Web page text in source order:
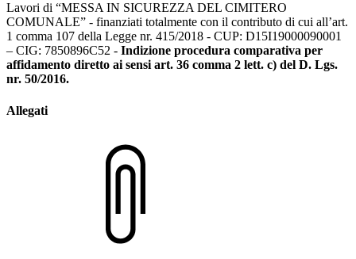
Lavori di “MESSA IN SICUREZZA DEL CIMITERO
COMUNALE” - finanziati totalmente con il contributo di cui all’art.
1 comma 107 della Legge nr. 415/2018 - CUP: D15I19000090001
– CIG: 7850896C52 - Indizione procedura comparativa per
affidamento diretto ai sensi art. 36 comma 2 lett. c) del D. Lgs.
nr. 50/2016.
Allegati